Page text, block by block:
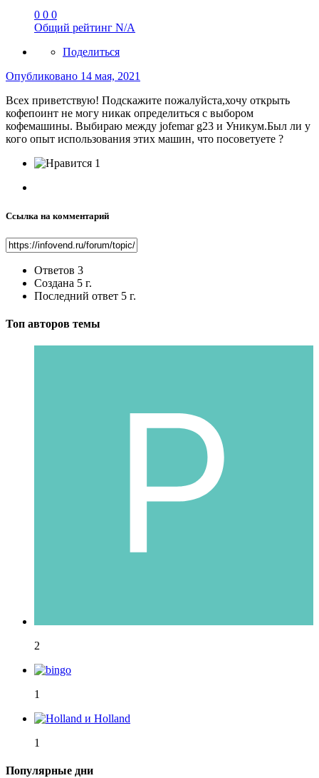
0 0 0
Общий рейтинг N/A
Поделиться
Опубликовано 14 мая, 2021
Всех приветствую! Подскажите пожалуйста,хочу открыть
кофепоинт не могу никак определиться с выбором
кофемашины. Выбираю между jofemar g23 и Уникум.Был ли у
кого опыт использования этих машин, что посоветуете ?
1
Ссылка на комментарий
Ответов 3
Создана 5 г.
Последний ответ 5 г.
Топ авторов темы
2
1
1
Популярные дни